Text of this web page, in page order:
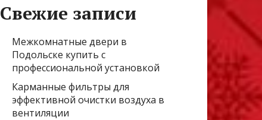
Свежие записи
Межкомнатные двери в
Подольске купить с
профессиональной установкой
Карманные фильтры для
эффективной очистки воздуха в
вентиляции